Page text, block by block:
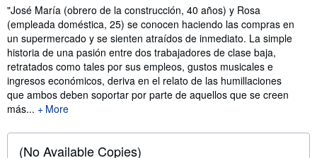
Synopsis
"José María (obrero de la construcción, 40 años) y Rosa
(empleada doméstica, 25) se conocen haciendo las compras en
un supermercado y se sienten atraídos de inmediato. La simple
historia de una pasión entre dos trabajadores de clase baja,
retratados como tales por sus empleos, gustos musicales e
ingresos económicos, deriva en el relato de las humillaciones
que ambos deben soportar por parte de aquellos que se creen
más...
More
(No Available Copies)